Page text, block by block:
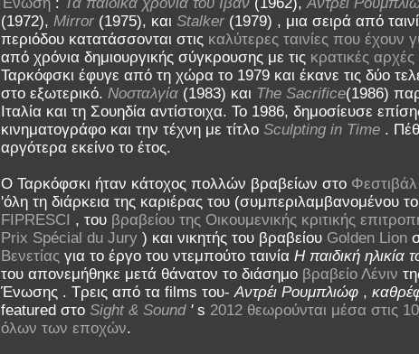
(1972), Mirror(1975), και Stalker(1979) , μια σειρά από
περιόδου κατατάσσονται στις καλύτερες ταινίες που έχουν
από χρόνια δημιουργικής σύγκρουσης με τις κρατικές
Ταρκόφσκι έφυγε από τη χώρα το 1979 και έκανε τις δύο
στο εξωτερικό. Νοσταλγία(1983) και The Sacrifice(1986)
Ιταλία και τη Σουηδία αντίστοιχα. Το 1986, δημοσίευσε
κινηματογράφο και την τέχνη με τίτλο Sculpting in Time.
αργότερα εκείνο το έτος.
Ο Ταρκόφσκι ήταν κάτοχος πολλών βραβείων στο
'όλη τη διάρκεια της καριέρας του (συμπεριλαμβανομένου
FIPRESCI , του βραβείου της Οικουμενικής κριτικής
Prix Spécial du Jury) και νικητής του βραβείου Golden Lion
Βενετίας για το έργο του ντεμπούτο ταινία Η παιδική ηλικία
του απονεμήθηκε μετά θάνατον το διάσημο βραβείο Λένιν
Ένωσης . Τρεις από τα films του- Αντρέι Ρουμπλιώφ,
featured στο Sight & Sound's 2012 θεωρούνται μέσα στις
όλων των εποχών.